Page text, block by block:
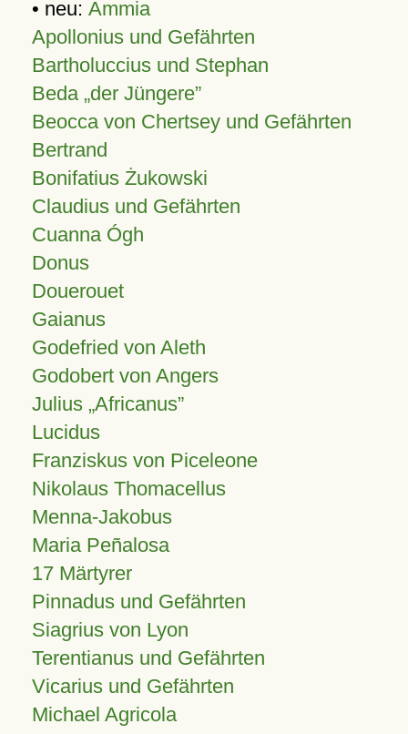
• neu: Ammia
Apollonius und Gefährten
Bartholuccius und Stephan
Beda „der Jüngere”
Beocca von Chertsey und Gefährten
Bertrand
Bonifatius Żukowski
Claudius und Gefährten
Cuanna Ógh
Donus
Douerouet
Gaianus
Godefried von Aleth
Godobert von Angers
Julius Africanus
Lucidus
Franziskus von Piceleone
Nikolaus Thomacellus
Menna-Jakobus
Maria Peñalosa
17 Märtyrer
Pinnadus und Gefährten
Siagrius von Lyon
Terentianus und Gefährten
Vicarius und Gefährten
Michael Agricola